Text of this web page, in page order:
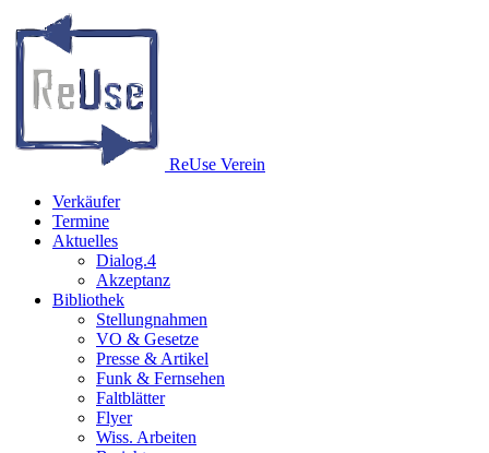
ReUse Verein
Verkäufer
Termine
Aktuelles
Dialog.4
Akzeptanz
Bibliothek
Stellungnahmen
VO & Gesetze
Presse & Artikel
Funk & Fernsehen
Faltblätter
Flyer
Wiss. Arbeiten